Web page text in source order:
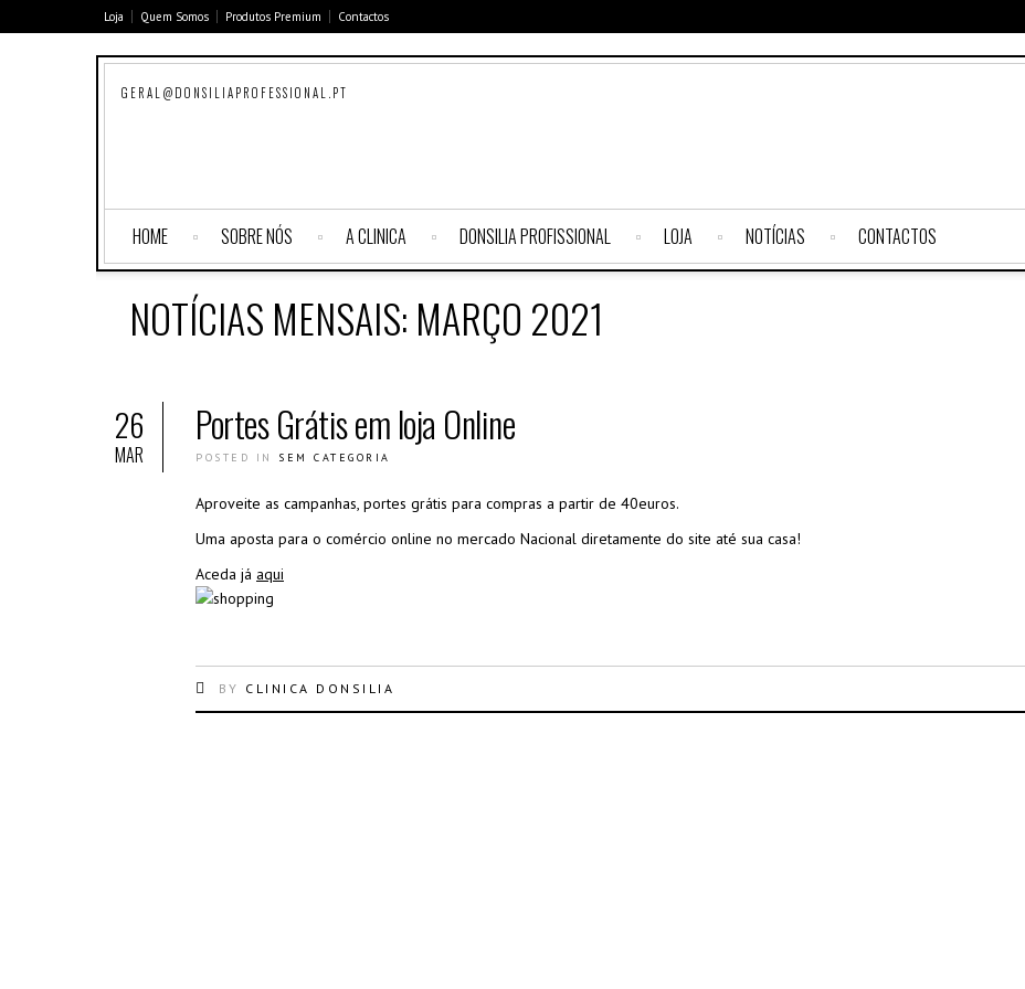
Loja Quem Somos Produtos Premium Contactos
GERAL@DONSILIAPROFESSIONAL.PT
HOME SOBRE NÓS A CLINICA DONSILIA PROFISSIONAL LOJA NOTÍCIAS CONTACTOS
NOTÍCIAS MENSAIS: MARÇO 2021
26
MAR
Portes Grátis em loja Online
POSTED IN SEM CATEGORIA
Aproveite as campanhas, portes grátis para compras a partir de 40euros.
Uma aposta para o comércio online no mercado Nacional diretamente do site até sua casa!
Aceda já aqui
BY CLINICA DONSILIA